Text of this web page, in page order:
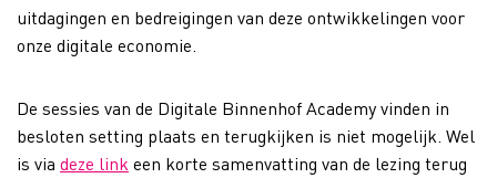
uitdagingen en bedreigingen van deze ontwikkelingen voor
onze digitale economie.
De sessies van de Digitale Binnenhof Academy vinden in
besloten setting plaats en terugkijken is niet mogelijk. Wel
is via deze link een korte samenvatting van de lezing terug